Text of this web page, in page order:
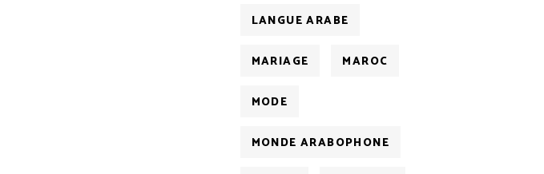
LANGUE ARABE
MARIAGE MAROC
MODE
MONDE ARABOPHONE